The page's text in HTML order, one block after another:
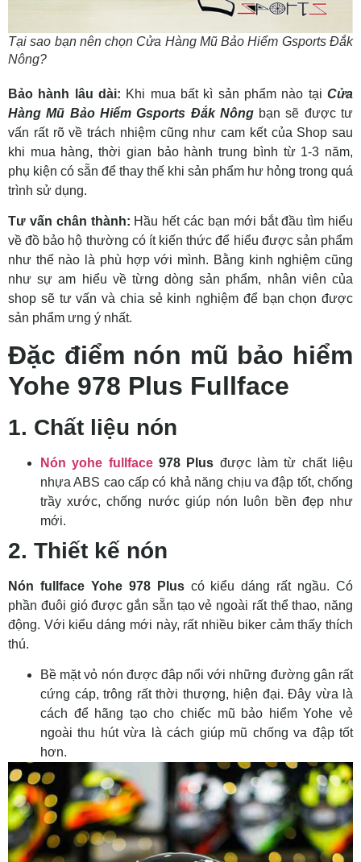
Tại sao bạn nên chọn Cửa Hàng Mũ Bảo Hiểm Gsports Đắk
Nông?
Bảo hành lâu dài: Khi mua bất kì sản phẩm nào tại Cửa
Hàng Mũ Bảo Hiểm Gsports Đắk Nôngbạn sẽ được tư
vấn rất rõ về trách nhiệm cũng như cam kết của Shop sau
khi mua hàng, thời gian bảo hành trung bình từ 1-3 năm,
phụ kiện có sẵn để thay thế khi sản phẩm hư hỏng trong quá
trình sử dụng.
Tư vấn chân thành: Hầu hết các bạn mới bắt đầu tìm hiểu
về đồ bảo hộ thường có ít kiến thức để hiểu được sản phẩm
như thế nào là phù hợp với mình. Bằng kinh nghiệm cũng
như sự am hiểu về từng dòng sản phẩm, nhân viên của
shop sẽ tư vấn và chia sẻ kinh nghiệm để bạn chọn được
sản phẩm ưng ý nhất.
Đặc điểm nón mũ bảo hiểm
Yohe 978 Plus Fullface
1. Chất liệu nón
Nón yohe fullface978 Plus được làm từ chất liệu
nhựa ABS cao cấp có khả năng chịu va đập tốt, chống
trầy xước, chống nước giúp nón luôn bền đẹp như
mới.
2. Thiết kế nón
Nón fullface Yohe 978 Pluscó kiểu dáng rất ngầu. Có
phần đuôi gió được gắn sẵn tạo vẻ ngoài rất thể thao, năng
động. Với kiểu dáng mới này, rất nhiều biker cảm thấy thích
thú.
Bề mặt vỏ nón được đâp nổi với những đường gân rất
cứng cáp, trông rất thời thượng, hiện đại. Đây vừa là
cách để hãng tạo cho chiếc mũ bảo hiểm Yohe vẻ
ngoài thu hút vừa là cách giúp mũ chống va đập tốt
hơn.